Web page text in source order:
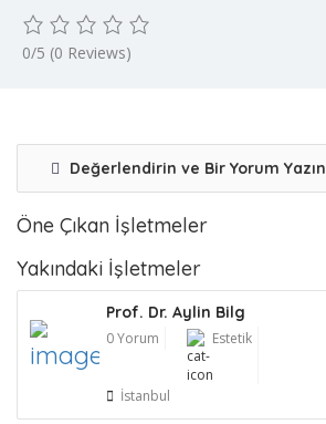
0/5 (0 Reviews)
Değerlendirin ve Bir Yorum Yazın
Öne Çıkan İşletmeler
Yakındaki İşletmeler
Prof. Dr. Aylin Bilg
0 Yorum Estetik
İstanbul